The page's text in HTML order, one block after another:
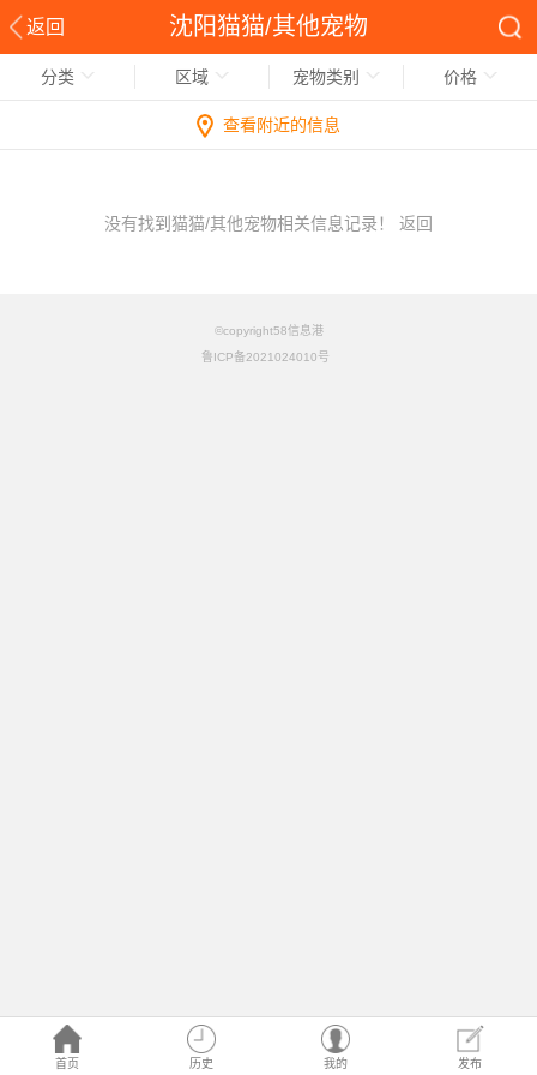
返回 沈阳猫猫/其他宠物
首页 历史 我的 发布
分类 区域 宠物类别 价格
查看附近的信息
没有找到猫猫/其他宠物相关信息记录！ 返回
©copyright58信息港
鲁ICP备2021024010号